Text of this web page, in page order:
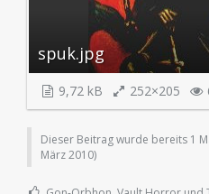
spuk.jpg
9,72 kB 252×205
Dieser Beitrag wurde bereits 1
März 2010)